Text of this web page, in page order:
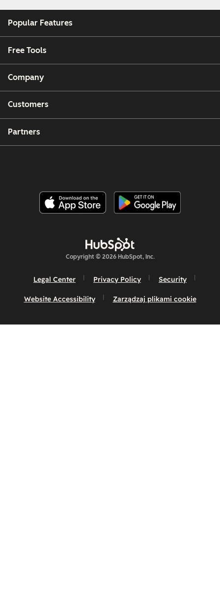
Popular Features
Free Tools
Company
Customers
Partners
Copyright © 2026 HubSpot, Inc.
Legal Center Privacy Policy Security
Website Accessibility Zarządzaj plikami cookie